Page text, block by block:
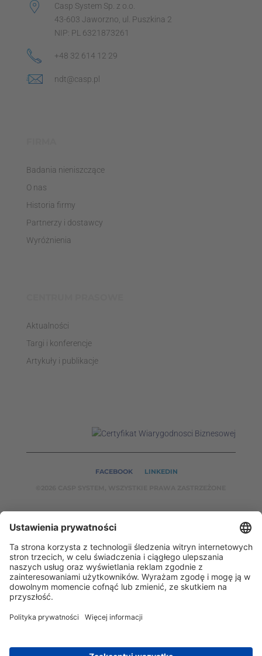
Casp System Sp. z o.o.
43-603 Jaworzno, ul. Puszkina 2
NIP: PL 6321873261
+48 32 614 12 29
ndt@casp.pl
Badania nieniszczące
O nas
Historia firmy
Partnerzy i dostawcy
Wyróżnienia
Aktualności
Targi i konferencje
Artykuły i publikacje
FACEBOOK
LINKEDIN
CASPSYSTEM.PL
AUTOMATYKA24.PL
WZORCENDT.P
L
BINAR24.PL EH24.PL
CASP System – Twój partner w dziedzinie Badań
2002 - 2026 © CopyrightCASP System/Polityka